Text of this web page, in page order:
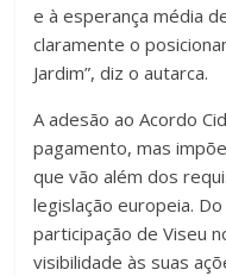
e à esperança média
claramente o
Jardim”, diz o autarca.
A adesão ao Acordo
pagamento, mas
que vão além dos
legislação europeia.
participação de Viseu
visibilidade às suas